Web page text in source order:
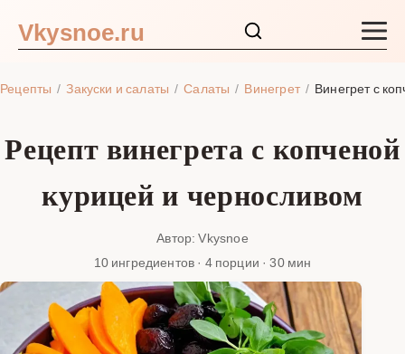
Vkysnoe.ru
Рецепты Закуски и салаты Салаты Винегрет Винегрет с
Рецепт винегрета с копченой
курицей и черносливом
Автор: Vkysnoe
10 ингредиентов · 4 порции · 30 мин